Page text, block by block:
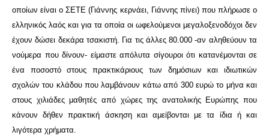
οποίων είναι ο ΣΕΤΕ (Γιάννης κερνάει, Γιάννης πίνει) που πλήρωσε ο
ελληνικός λαός και για τα οποία οι ωφελούμενοι μεγαλοξενοδόχοι δεν
έχουν δώσει δεκάρα τσακιστή. Για τις άλλες 80.000 -αν αληθεύουν τα
νούμερα που δίνουν- είμαστε απόλυτα σίγουροι ότι κατανέμονται σε
ένα ποσοστό στους πρακτικάριους των δημόσιων και ιδιωτικών
σχολών του κλάδου που λαμβάνουν κάτω από 300 ευρώ το μήνα και
στους χιλιάδες μαθητές από χώρες της ανατολικής Ευρώπης που
κάνουν δήθεν πρακτική άσκηση και αμείβονται με τα ίδια ή και
λιγότερα χρήματα.